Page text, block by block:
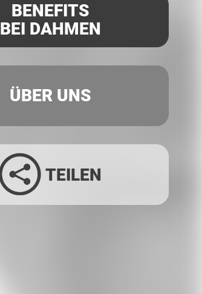
BENEFITS
BEI DAHMEN
ÜBER UNS
TEILEN